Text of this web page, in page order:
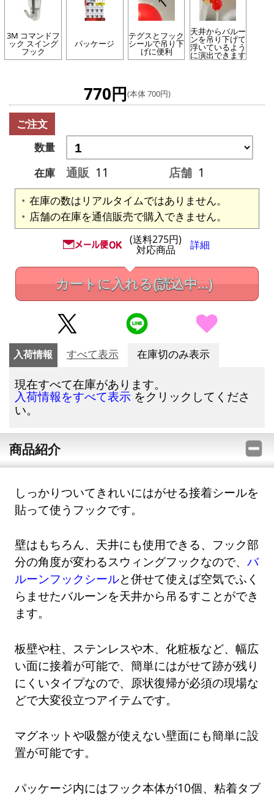
3M コマンドフ
ック スイング
フック
パッケージ
テグスとフック
シールで吊り下
げに便利
天井からバルー
ンを吊り下げて
浮いているよう
に演出できます
770円(本体 700円)
ご注文
数量
在庫
通販 11 店舗 1
在庫の数はリアルタイムではありません。
店舗の在庫を通信販売で購入できません。
(送料275円)
対応商品 詳細
カートに入れる(読込中...)
入荷情報 すべて表示 在庫切のみ表示
現在すべて在庫があります。
入荷情報をすべて表示 をクリックしてくださ
い。
商品紹介
しっかりついてきれいにはがせる接着シールを
貼って使うフックです。
壁はもちろん、天井にも使用できる、フック部
分の角度が変わるスウィングフックなので、バ
ルーンフックシールと併せて使えば空気でふく
らませたバルーンを天井から吊るすことができ
ます。
板壁や柱、ステンレスや木、化粧板など、幅広
い面に接着が可能で、簡単にはがせて跡が残り
にくいタイプなので、原状復帰が必須の現場な
どで大変役立つアイテムです。
マグネットや吸盤が使えない壁面にも簡単に設
置が可能です。
パッケージ内にはフック本体が10個、粘着タブ